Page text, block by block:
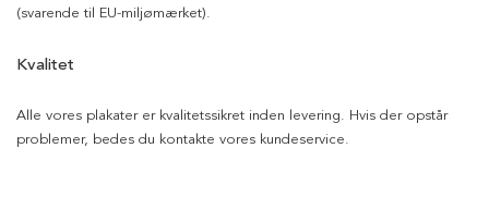
(svarende til EU-miljømærket).
Kvalitet
Alle vores plakater er kvalitetssikret inden levering. Hvis der opstår
problemer, bedes du kontakte vores kundeservice.